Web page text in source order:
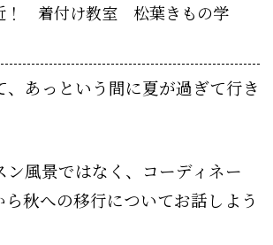
！ 着付け教室 松葉きもの学
、あっという間に夏が過ぎて行き
ン風景ではなく、コーディネー
ら秋への移行についてお話しよう